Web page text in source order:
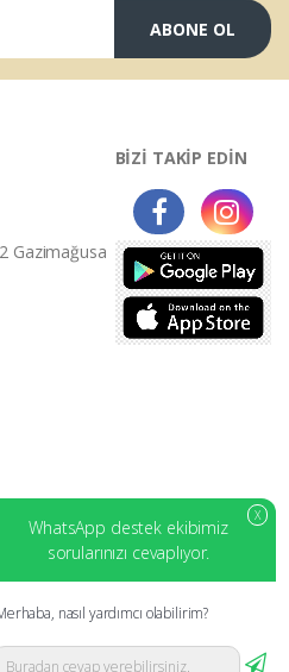
ABONE OL
Gazimağusa
BİZİ TAKİP EDİN
X
WhatsApp destek ekibimiz
sorularınızı cevaplıyor.
nasıl yardımcı olabilirim?